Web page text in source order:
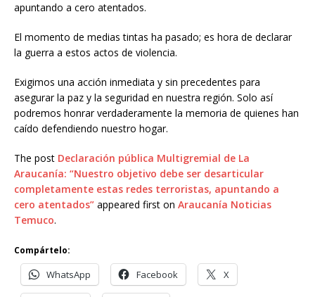
apuntando a cero atentados.
El momento de medias tintas ha pasado; es hora de declarar
la guerra a estos actos de violencia.
Exigimos una acción inmediata y sin precedentes para
asegurar la paz y la seguridad en nuestra región. Solo así
podremos honrar verdaderamente la memoria de quienes han
caído defendiendo nuestro hogar.
The post Declaración pública Multigremial de La
Araucanía: “Nuestro objetivo debe ser desarticular
completamente estas redes terroristas, apuntando a
cero atentados” appeared first on Araucanía Noticias
Temuco.
Compártelo:
WhatsApp Facebook X